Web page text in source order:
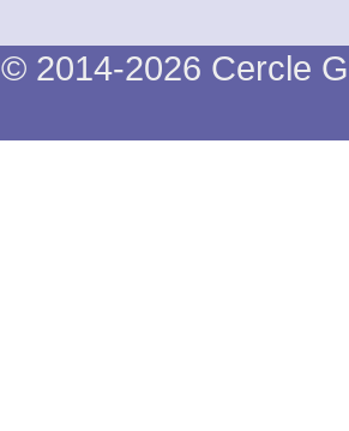
© 2014-2026 Cercle